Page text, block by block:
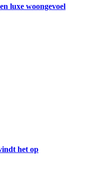
luxe woongevoel
het op